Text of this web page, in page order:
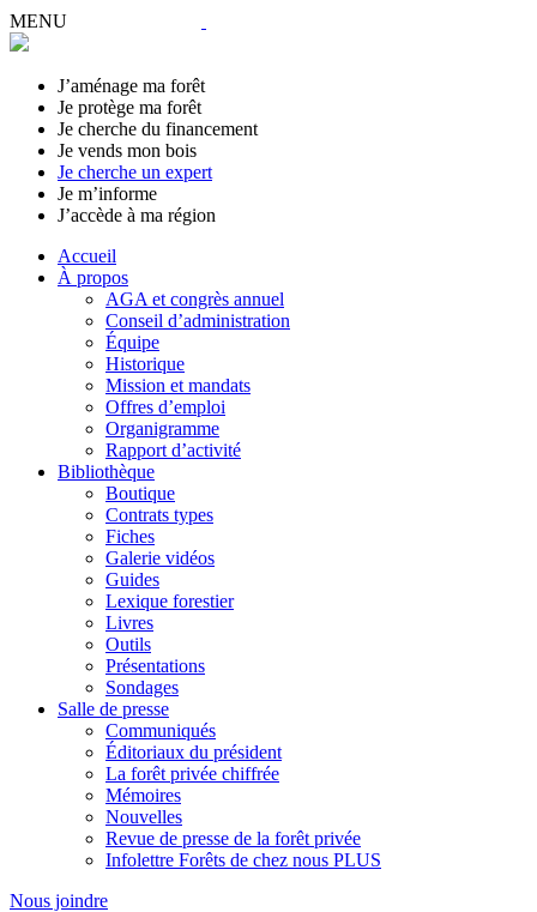
MENU
J’aménage ma forêt
Je protège ma forêt
Je cherche du financement
Je vends mon bois
Je cherche un expert
Je m’informe
J’accède à ma région
Accueil
À propos
AGA et congrès annuel
Conseil d’administration
Équipe
Historique
Mission et mandats
Offres d’emploi
Organigramme
Rapport d’activité
Bibliothèque
Boutique
Contrats types
Fiches
Galerie vidéos
Guides
Lexique forestier
Livres
Outils
Présentations
Sondages
Salle de presse
Communiqués
Éditoriaux du président
La forêt privée chiffrée
Mémoires
Nouvelles
Revue de presse de la forêt privée
Infolettre Forêts de chez nous PLUS
Nous joindre